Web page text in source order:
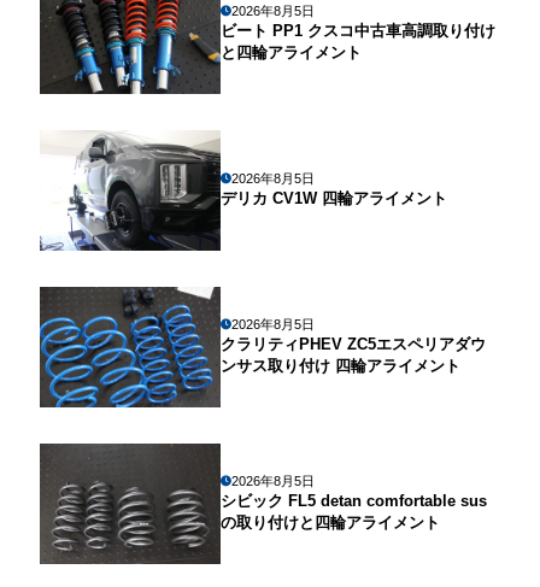
2026年8月5日
ビート PP1 クスコ中古車高調取り付け
と四輪アライメント
2026年8月5日
デリカ CV1W 四輪アライメント
2026年8月5日
クラリティPHEV ZC5エスペリアダウ
ンサス取り付け 四輪アライメント
2026年8月5日
シビック FL5 detan comfortable sus
の取り付けと四輪アライメント